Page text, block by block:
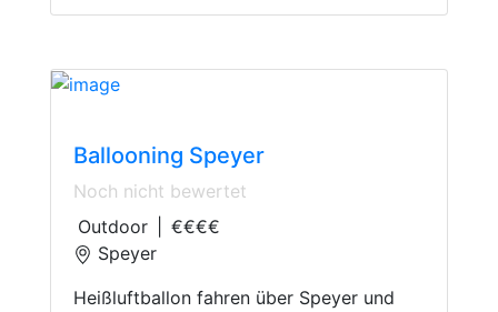
Ballooning Speyer
Noch nicht bewertet
Outdoor
€€€€
Speyer
Heißluftballon fahren über Speyer und